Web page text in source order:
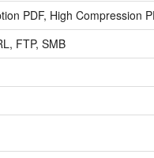
PDF, High Compression
FTP, SMB